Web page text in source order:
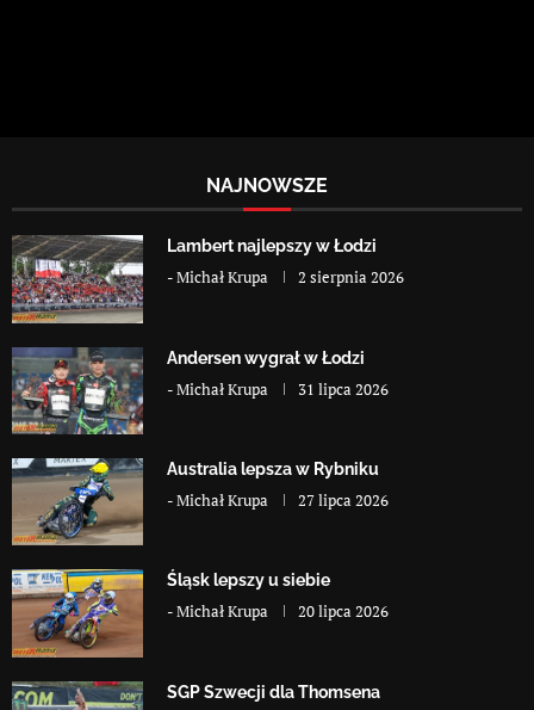
NAJNOWSZE
Lambert najlepszy w Łodzi
-Michał Krupa 2 sierpnia 2026
Andersen wygrał w Łodzi
-Michał Krupa 31 lipca 2026
Australia lepsza w Rybniku
-Michał Krupa 27 lipca 2026
Śląsk lepszy u siebie
-Michał Krupa 20 lipca 2026
SGP Szwecji dla Thomsena